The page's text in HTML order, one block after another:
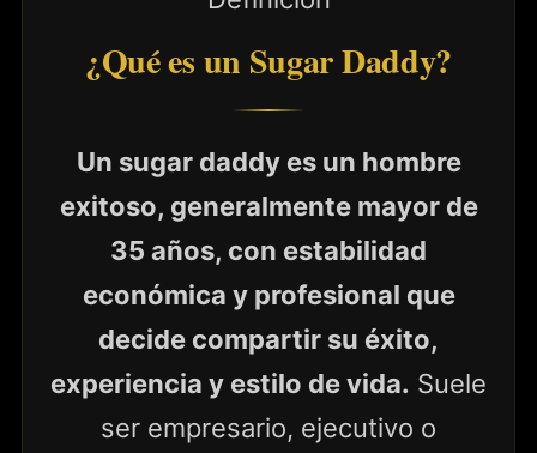
¿Qué es un Sugar Daddy?
Un sugar daddy es un hombre
exitoso, generalmente mayor de
35 años, con estabilidad
económica y profesional que
decide compartir su éxito,
experiencia y estilo de vida. Suele
ser empresario, ejecutivo o